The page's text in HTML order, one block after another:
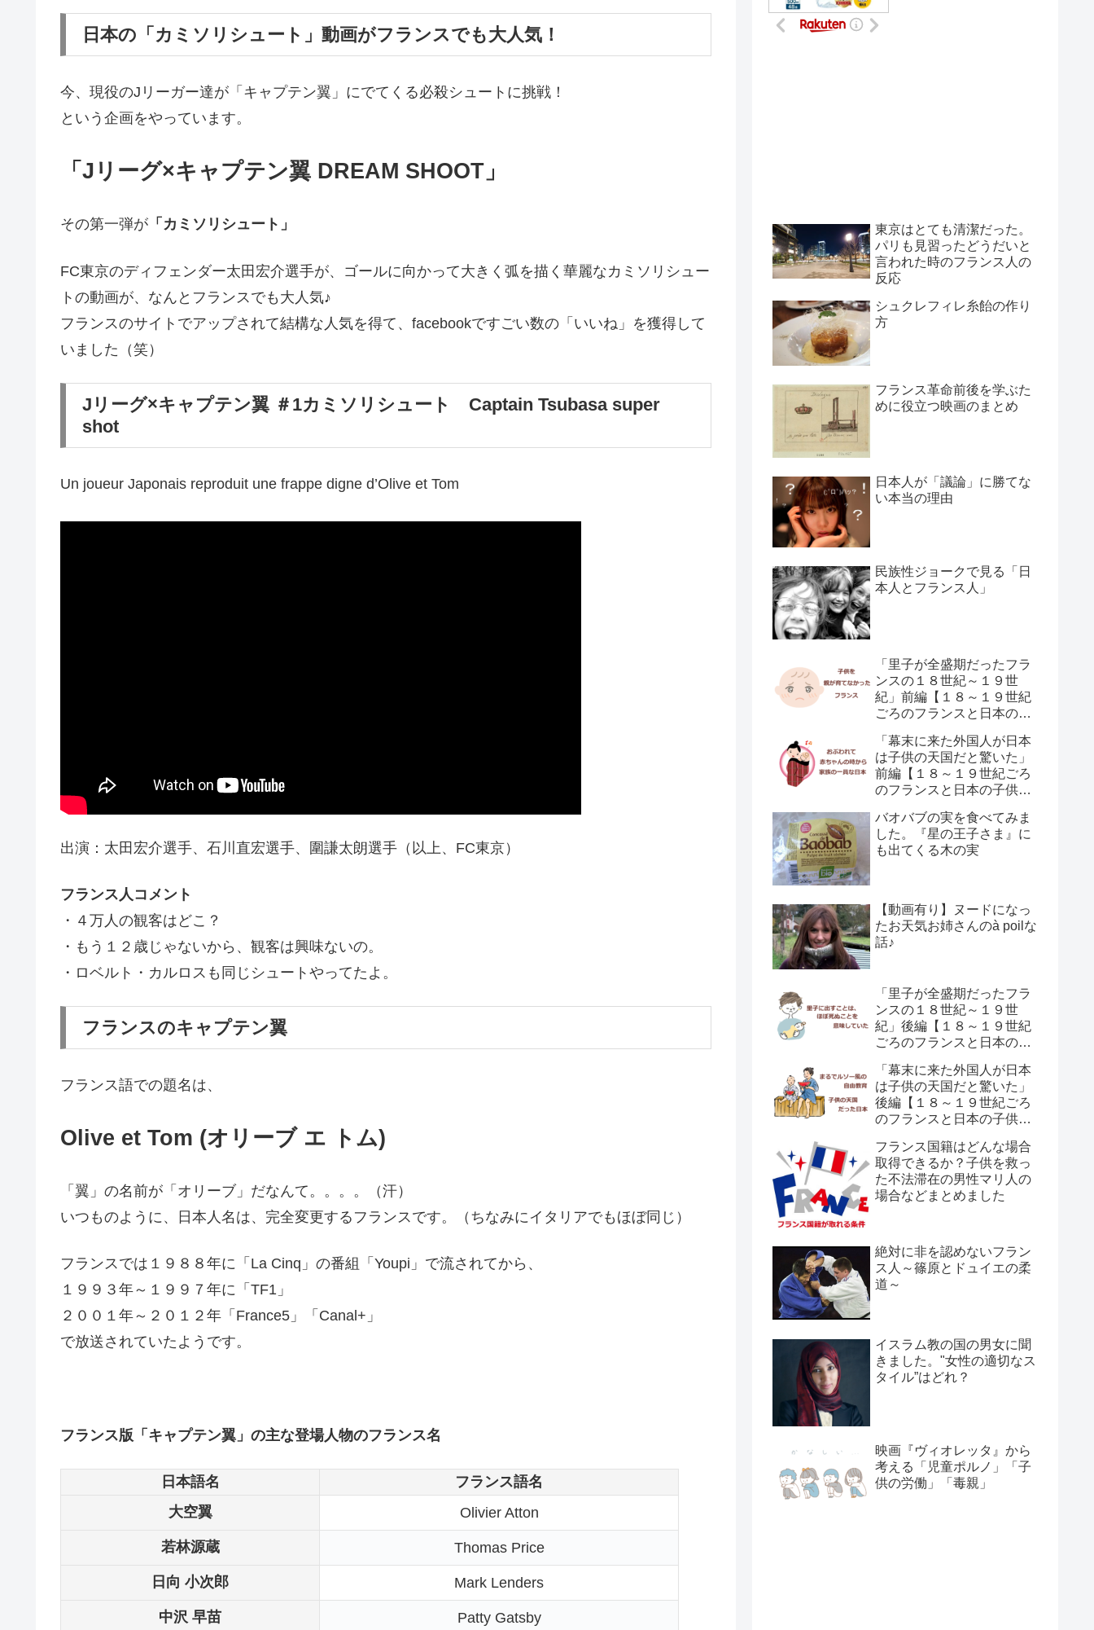
日本の「カミソリシュート」動画がフランスでも大人気！
今、現役のJリーガー達が「キャプテン翼」にでてくる必殺シュートに挑戦！
という企画をやっています。
「Jリーグ×キャプテン翼 DREAM SHOOT」
その第一弾が 「カミソリシュート」
FC東京のディフェンダー太田宏介選手が、ゴールに向かって大きく弧を描く華麗なカミソリシュー
トの動画が、なんとフランスでも大人気♪
フランスのサイトでアップされて結構な人気を得て、facebookですごい数の「いいね」を獲得して
いました（笑）
Jリーグ×キャプテン翼 ＃1カミソリシュート Captain Tsubasa super
shot
Un joueur Japonais reproduit une frappe digne d’Olive et Tom
出演：太田宏介選手、石川直宏選手、圍謙太朗選手（以上、FC東京）
フランス人コメント
・４万人の観客はどこ？
・もう１２歳じゃないから、観客は興味ないの。
・ロベルト・カルロスも同じシュートやってたよ。
フランスのキャプテン翼
フランス語での題名は、
Olive et Tom (オリーブ エ トム)
「翼」の名前が「オリーブ」だなんて。。。。（汗）
いつものように、日本人名は、完全変更するフランスです。（ちなみにイタリアでもほぼ同じ）
フランスでは１９８８年に「La Cinq」の番組「Youpi」で流されてから、
１９９３年～１９９７年に「TF1」
２００１年～２０１２年「France5」「Canal+」
で放送されていたようです。
フランス版「キャプテン翼」の主な登場人物のフランス名
日本語名
フランス語名
大空翼
Olivier Atton
若林源蔵 Thomas Price
日向 小次郎 Mark Lenders
中沢 早苗 Patty Gatsby
東京はとても清潔だった。
パリも見習ったどうだいと
言われた時のフランス人の
反応
シュクレフィレ糸飴の作り
方
フランス革命前後を学ぶた
めに役立つ映画のまとめ
日本人が「議論」に勝てな
い本当の理由
民族性ジョークで見る「日
本人とフランス人」
「里子が全盛期だったフラ
ンスの１８世紀～１９世
紀」前編【１８～１９世紀
ごろのフランスと日本の子
「幕末に来た外国人が日本
は子供の天国だと驚いた」
前編【１８～１９世紀ごろ
のフランスと日本の子供の
バオバブの実を食べてみま
した。『星の王子さま』に
も出てくる木の実
【動画有り】ヌードになっ
たお天気お姉さんのà poilな
話♪
「里子が全盛期だったフラ
ンスの１８世紀～１９世
紀」後編【１８～１９世紀
ごろのフランスと日本の子
「幕末に来た外国人が日本
は子供の天国だと驚いた」
後編【１８～１９世紀ごろ
のフランスと日本の子供の
フランス国籍はどんな場合
取得できるか？子供を救っ
た不法滞在の男性マリ人の
場合などまとめました
絶対に非を認めないフラン
ス人～篠原とドュイエの柔
道～
イスラム教の国の男女に聞
きました。"女性の適切なス
タイル”はどれ？
映画『ヴィオレッタ』から
考える「児童ポルノ」「子
供の労働」「毒親」